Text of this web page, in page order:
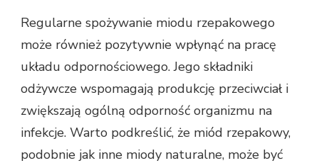
Regularne spożywanie miodu rzepakowego
może również pozytywnie wpłynąć na pracę
układu odpornościowego. Jego składniki
odżywcze wspomagają produkcję przeciwciał i
zwiększają ogólną odporność organizmu na
infekcje. Warto podkreślić, że miód rzepakowy,
podobnie jak inne miody naturalne, może być